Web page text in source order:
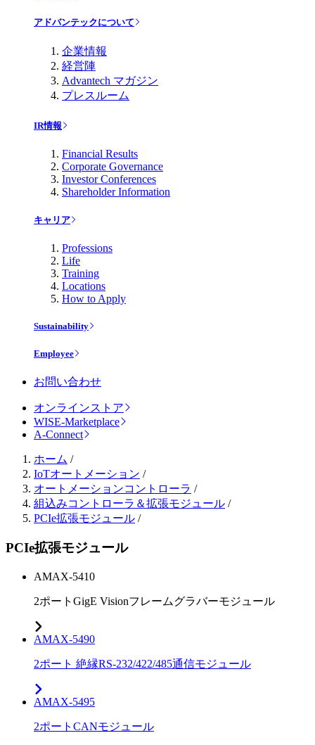
アドバンテックについて
企業情報
経営陣
Advantech マガジン
プレスルーム
IR情報
Financial Results
Corporate Governance
Investor Conferences
Shareholder Information
キャリア
Professions
Life
Training
Locations
How to Apply
Sustainability
Employee
お問い合わせ
オンラインストア
WISE-Marketplace
A-Connect
ホーム /
IoTオートメーション /
オートメーションコントローラ /
組込みコントローラ＆拡張モジュール /
PCIe拡張モジュール /
PCIe拡張モジュール
AMAX-5410
2ポートGigE Visionフレームグラバーモジュール
AMAX-5490
2ポート 絶縁RS-232/422/485通信モジュール
AMAX-5495
2ポートCANモジュール